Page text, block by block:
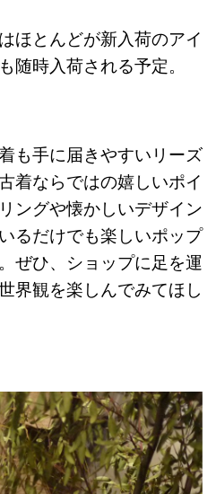
ほとんどが新入荷のアイ
随時入荷される予定。
も手に届きやすいリーズ
着ならではの嬉しいポイ
ングや懐かしいデザイン
るだけでも楽しいポップ
ぜひ、ショップに足を運
界観を楽しんでみてほし